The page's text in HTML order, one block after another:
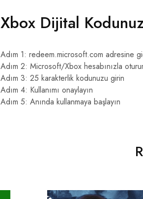
Xbox Dijital
Adım 1: redeem.microsoft.com adresine
Adım 2: Microsoft/Xbox hesabınızla
Adım 3: 25 karakterlik kodunuzu girin
Adım 4: Kullanımı onaylayın
Adım 5: Anında kullanmaya başlayın